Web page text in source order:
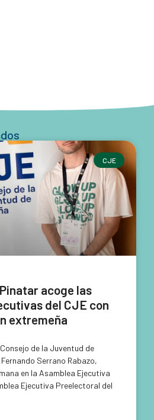
CJE
acoge las
del CJE con
extremeña
de la Juventud de
Serrano Rabazo,
en la Asamblea Ejecutiva
Ejecutiva Preelectoral del